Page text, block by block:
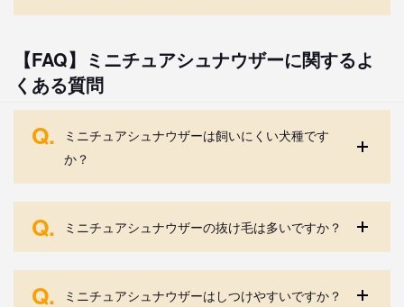
【FAQ】ミニチュアシュナウザーに関するよ
くある質問
Q.
ミニチュアシュナウザーは飼いにくい犬種です
か？
Q. ミニチュアシュナウザーの抜け毛は多いですか？
Q. ミニチュアシュナウザーはしつけやすいですか？